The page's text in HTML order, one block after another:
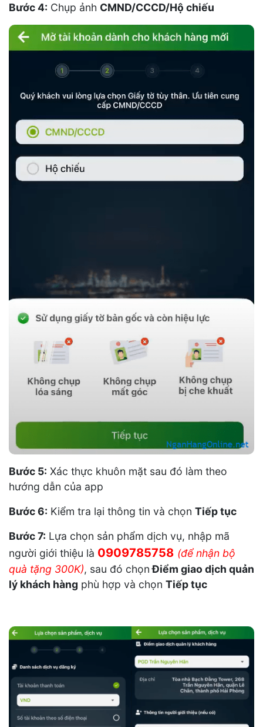
Bước 4: Chụp ảnh CMND/CCCD/Hộ chiếu
Bước 5: Xác thực khuôn mặt sau đó làm theo
hướng dẫn của app
Bước 6: Kiểm tra lại thông tin và chọn Tiếp tục
Bước 7: Lựa chọn sản phẩm dịch vụ, nhập mã
người giới thiệu là 0909785758 (để nhận bộ
quà tặng 300K), sau đó chọnĐiểm giao dịch quản
lý khách hàng phù hợp và chọn Tiếp tục